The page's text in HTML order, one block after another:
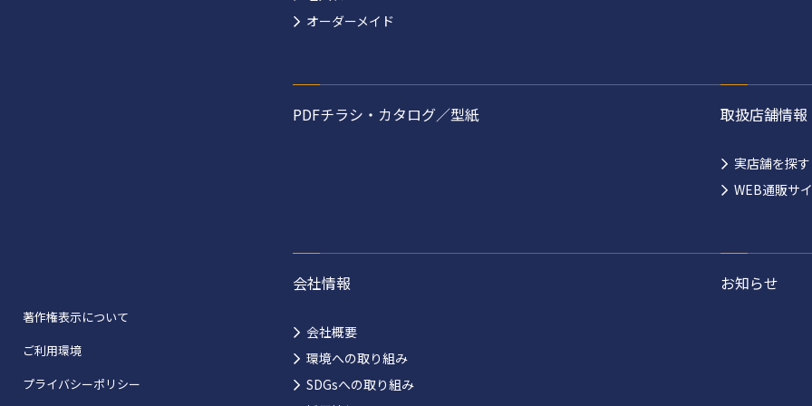
著作権表示について
ご利用環境
プライバシーポリシー
オーダーメイド
PDFチラシ・カタログ／型紙 取扱店舗情報
実店舗を探す
WEB通販サ
会社情報
会社概要
環境への取り組み
SDGsへの取り組み
お知らせ